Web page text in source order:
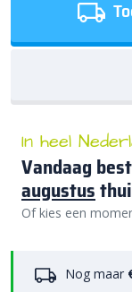
In heel
Vandaag
augustus
Of kies een
Nog maar